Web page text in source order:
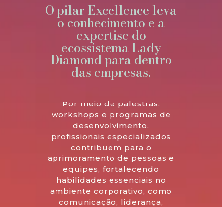
O pilar Excellence leva
o conhecimento e a
expertise do
ecossistema Lady
Diamond para dentro
das empresas.
Por meio de palestras,
workshops e programas de
desenvolvimento,
profissionais especializados
contribuem para o
aprimoramento de pessoas e
equipes, fortalecendo
habilidades essenciais no
ambiente corporativo, como
comunicação, liderança,